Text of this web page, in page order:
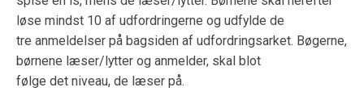
løse mindst 10 af udfordringerne og udfylde de
tre anmeldelser på bagsiden af udfordringsarket. Bøgerne,
børnene læser/lytter og anmelder, skal blot
følge det niveau, de læser på.